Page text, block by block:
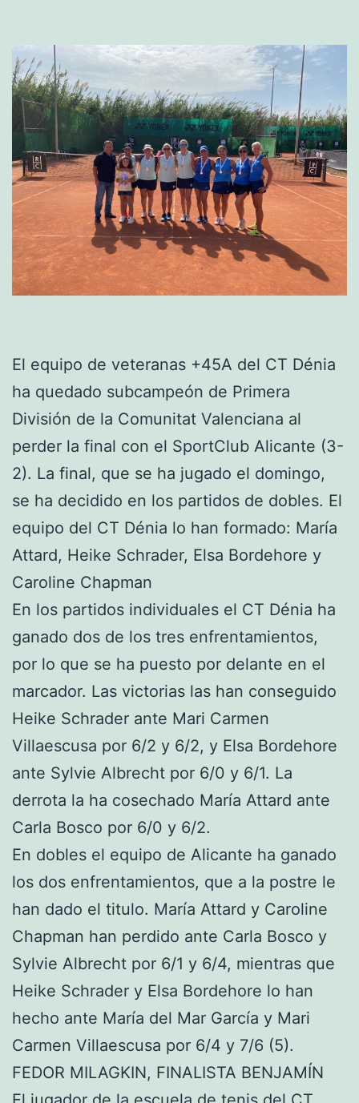
El equipo de veteranas +45A del CT Dénia
ha quedado subcampeón de Primera
División de la Comunitat Valenciana al
perder la final con el SportClub Alicante (3-
2). La final, que se ha jugado el domingo,
se ha decidido en los partidos de dobles. El
equipo del CT Dénia lo han formado: María
Attard, Heike Schrader, Elsa Bordehore y
Caroline Chapman
En los partidos individuales el CT Dénia ha
ganado dos de los tres enfrentamientos,
por lo que se ha puesto por delante en el
marcador. Las victorias las han conseguido
Heike Schrader ante Mari Carmen
Villaescusa por 6/2 y 6/2, y Elsa Bordehore
ante Sylvie Albrecht por 6/0 y 6/1. La
derrota la ha cosechado María Attard ante
Carla Bosco por 6/0 y 6/2.
En dobles el equipo de Alicante ha ganado
los dos enfrentamientos, que a la postre le
han dado el titulo. María Attard y Caroline
Chapman han perdido ante Carla Bosco y
Sylvie Albrecht por 6/1 y 6/4, mientras que
Heike Schrader y Elsa Bordehore lo han
hecho ante María del Mar García y Mari
Carmen Villaescusa por 6/4 y 7/6 (5).
FEDOR MILAGKIN, FINALISTA BENJAMÍN